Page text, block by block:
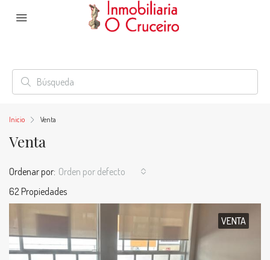
Inicio Venta
Venta
62 Propiedades
Ordenar por: Orden por defecto
VENTA